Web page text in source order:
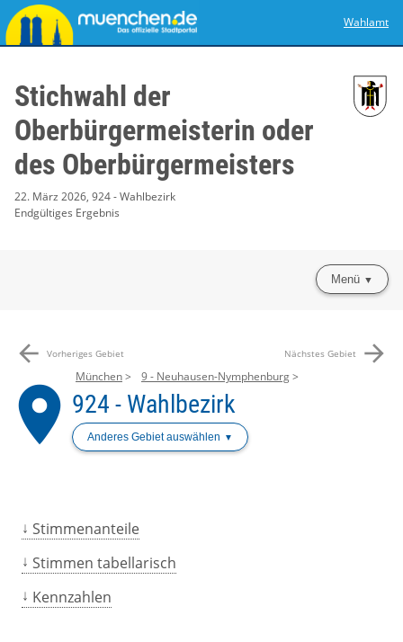
Wahlamt
Stichwahl der
Oberbürgermeisterin oder
des Oberbürgermeisters
22. März 2026, 924 - Wahlbezirk
Endgültiges Ergebnis
Menü
arrow_back Vorheriges Gebiet Nächstes Gebiet arrow_forward
place
München 9 - Neuhausen-Nymphenburg
924 - Wahlbezirk
Anderes Gebiet auswählen
Stimmenanteile
Stimmen tabellarisch
Kennzahlen